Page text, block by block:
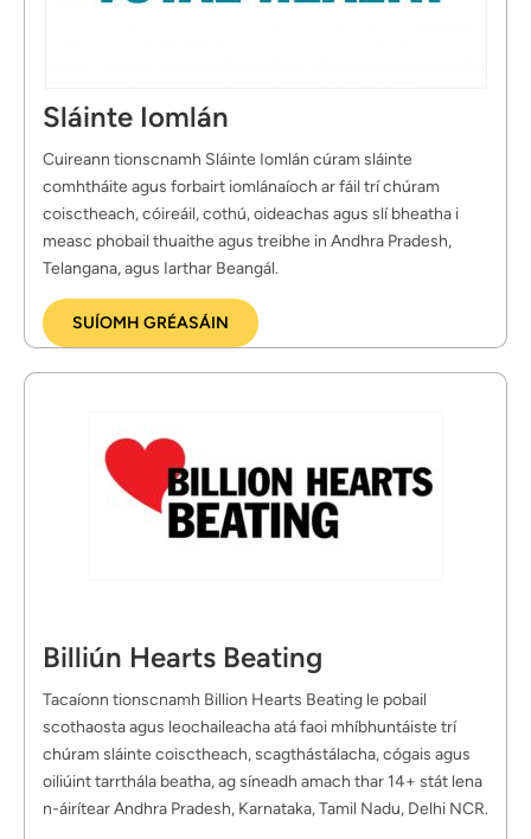
Sláinte Iomlán
Cuireann tionscnamh Sláinte Iomlán cúram sláinte
comhtháite agus forbairt iomlánaíoch ar fáil trí chúram
coisctheach, cóireáil, cothú, oideachas agus slí bheatha i
measc phobail thuaithe agus treibhe in Andhra Pradesh,
Telangana, agus Iarthar Beangál.
SUÍOMH GRÉASÁIN
Billiún Hearts Beating
Tacaíonn tionscnamh Billion Hearts Beating le pobail
scothaosta agus leochaileacha atá faoi mhíbhuntáiste trí
chúram sláinte coisctheach, scagthástálacha, cógais agus
oiliúint tarrthála beatha, ag síneadh amach thar 14+ stát lena
n-áirítear Andhra Pradesh, Karnataka, Tamil Nadu, Delhi NCR.